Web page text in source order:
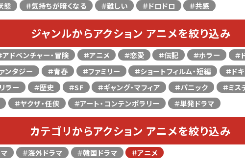
態 ＃気持ちが暗くなる ＃難しい ＃ドロドロ ＃共感
ジャンルからアクション アニメを絞り込み
アドベンチャー・冒険 ＃アニメ ＃恋愛 ＃伝記 ＃ホラー ＃
ンタジー ＃青春 ＃ファミリー ＃ショートフィルム・短編 ＃ド
ラー ＃歴史 ＃SF ＃ギャング・マフィア ＃パニック ＃ミス
＃ヤクザ・任侠 ＃アート・コンテンポラリー ＃単発ドラマ
カテゴリからアクション アニメを絞り込み
＃海外ドラマ ＃韓国ドラマ ＃アニメ